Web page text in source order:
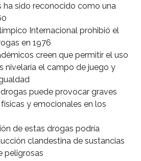
ha sido reconocido como una
Internacional prohibió el
en 1976
creen que permitir el uso
nivelaría el campo de juego y
puede provocar graves
y emocionales en los
de estas drogas podría
clandestina de sustancias
peligrosas